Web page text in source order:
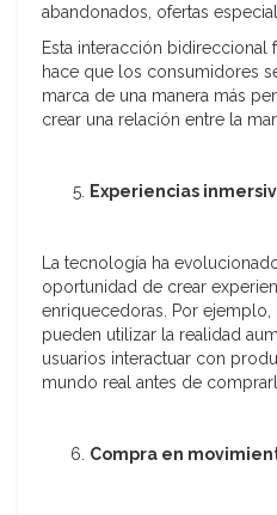
abandonados, ofertas
Esta interacción
hace que los consumidores
marca de una manera más
crear una relación entre la
Experiencias
La tecnología ha
oportunidad de crear
enriquecedoras. Por
pueden utilizar la realidad
usuarios interactuar con
mundo real antes de
Compra en